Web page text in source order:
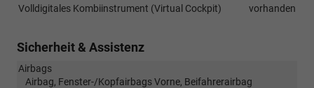
Volldigitales Kombiinstrument (Virtual Cockpit)
vorhanden
Sicherheit & Assistenz
Airbags
Airbag, Fenster-/Kopfairbags Vorne, Beifahrerairbag